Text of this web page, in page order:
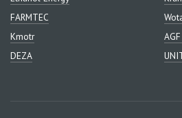
FARMTEC
Kmotr
DEZA